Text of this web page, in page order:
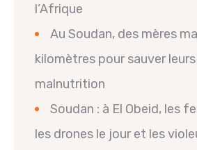
l’Afrique
Au Soudan, des mères
kilomètres pour sauver
malnutrition
Soudan : à El Obeid, les
les drones le jour et les